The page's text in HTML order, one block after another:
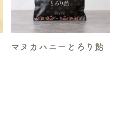
マヌカハニーとろり飴